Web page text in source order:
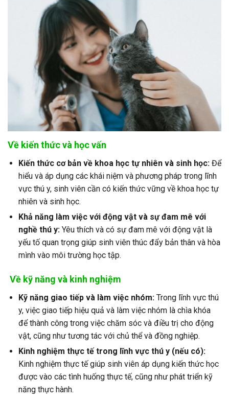
Về kiến thức và học vấn
Kiến thức cơ bản về khoa học tự nhiên và sinh học:Để
hiểu và áp dụng các khái niệm và phương pháp trong lĩnh
vực thú y, sinh viên cần có kiến thức vững về khoa học tự
nhiên và sinh học.
Khả năng làm việc với động vật và sự đam mê với
nghề thú y:Yêu thích và có sự đam mê với động vật là
yếu tố quan trọng giúp sinh viên thúc đẩy bản thân và hòa
mình vào môi trường học tập.
Về kỹ năng và kinh nghiệm
Kỹ năng giao tiếp và làm việc nhóm:Trong lĩnh vực thú
y, việc giao tiếp hiệu quả và làm việc nhóm là chìa khóa
để thành công trong việc chăm sóc và điều trị cho động
vật, cũng như tương tác với chủ thể và đồng nghiệp.
Kinh nghiệm thực tế trong lĩnh vực thú y (nếu có):
Kinh nghiệm thực tế giúp sinh viên áp dụng kiến thức học
được vào các tình huống thực tế, cũng như phát triển kỹ
năng thực hành.